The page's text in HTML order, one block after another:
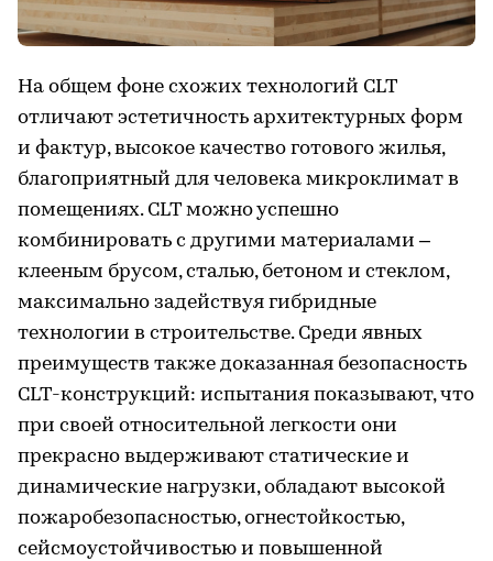
На общем фоне схожих технологий CLT
отличают эстетичность архитектурных форм
и фактур, высокое качество готового жилья,
благоприятный для человека микроклимат в
помещениях. CLT можно успешно
комбинировать с другими материалами –
клееным брусом, сталью, бетоном и стеклом,
максимально задействуя гибридные
технологии в строительстве. Среди явных
преимуществ также доказанная безопасность
CLT-конструкций: испытания показывают, что
при своей относительной легкости они
прекрасно выдерживают статические и
динамические нагрузки, обладают высокой
пожаробезопасностью, огнестойкостью,
сейсмоустойчивостью и повышенной